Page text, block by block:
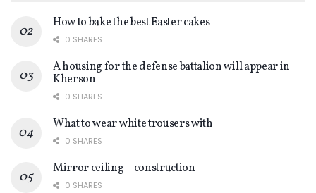
How to bake the best Easter cakes
0 SHARES
A housing for the defense battalion will appear in
Kherson
0 SHARES
What to wear white trousers with
0 SHARES
Mirror ceiling – construction
0 SHARES